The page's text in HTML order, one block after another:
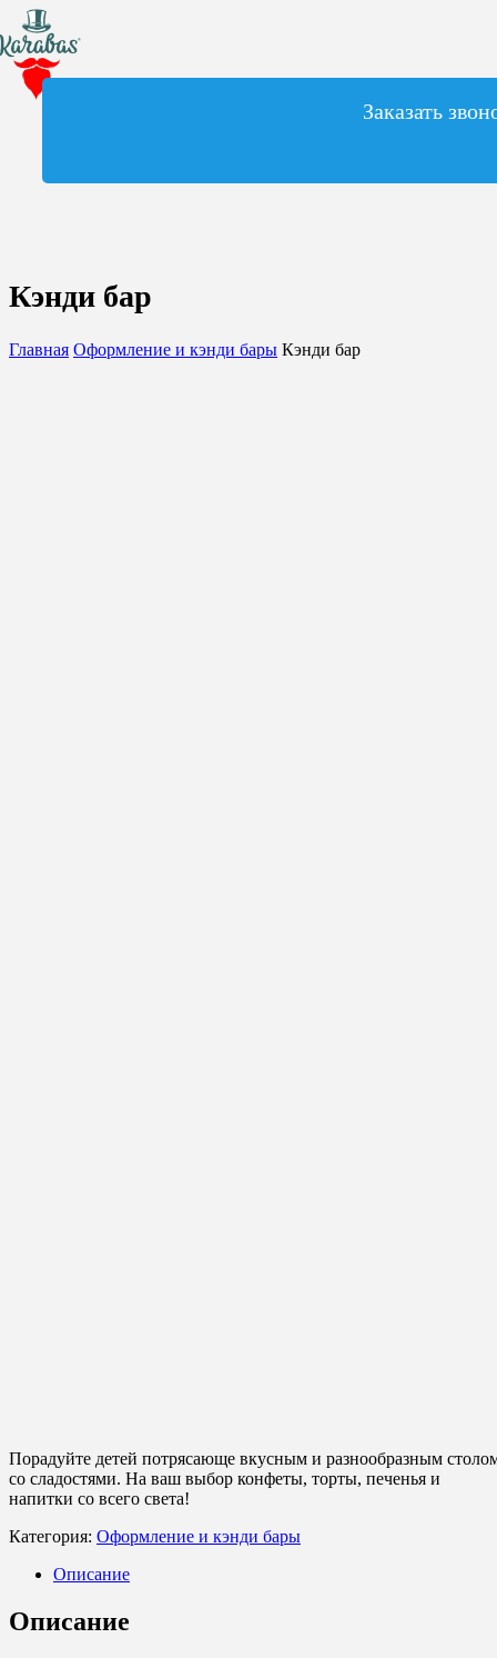
Заказать
Кэнди бар
Главная Оформление и кэнди бары Кэнди бар
Порадуйте детей потрясающе вкусным и разнообразным
со сладостями. На ваш выбор конфеты, торты, печенья и
напитки со всего света!
Категория: Оформление и кэнди бары
Описание
Описание